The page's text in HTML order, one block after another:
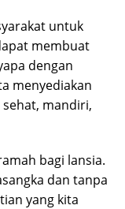
untuk
membuat
dengan
menyediakan
mandiri,
bagi lansia.
dan tanpa
yang kita